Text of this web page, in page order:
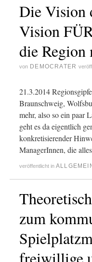
Die Vision
Vision
die
von DEMOCRATER
21.3.2014
Braunschweig,
mehr, also so ein paar
geht es da eigentlich
konkretisierender
ManagerInnen, die
veröffentlicht in
zum